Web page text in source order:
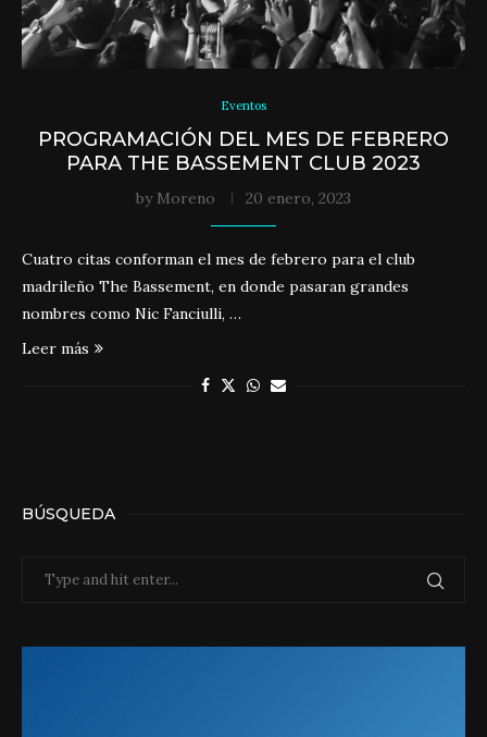
Eventos
PROGRAMACIÓN DEL MES DE FEBRERO
PARA THE BASSEMENT CLUB 2023
by Moreno 20 enero, 2023
Cuatro citas conforman el mes de febrero para el club
madrileño The Bassement, en donde pasaran grandes
nombres como Nic Fanciulli, …
Leer más
BÚSQUEDA